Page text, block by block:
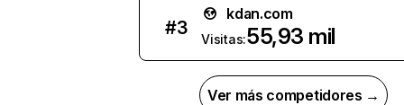
#3
kdan.com
Visitas:55,93 mil
Ver más competidores →